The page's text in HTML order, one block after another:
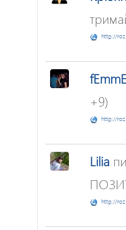
http://
+9)
http://
Lilia
http://